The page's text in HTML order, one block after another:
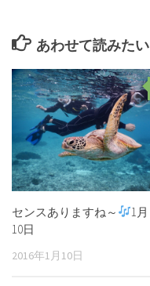
あわせて読みたい
センスありますね～
1月
10日
2016年1月10日